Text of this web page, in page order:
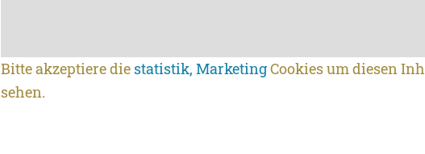
Bitte akzeptiere die statistik, MarketingCookies um diesen
sehen.